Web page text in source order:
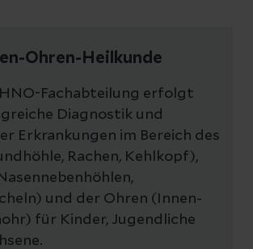
Ohren-Heilkunde
HNO-Fachabteilung erfolgt
Diagnostik und
Erkrankungen im Bereich des
Rachen, Kehlkopf),
und der Ohren (Innen-
für Kinder, Jugendliche